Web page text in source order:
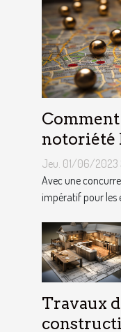
notoriété
sa
du
Jeu. 01/06/2023
Avec une
impératif pour les
Travaux